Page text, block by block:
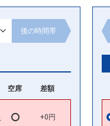
後の時間帯
空席 差額
+0円